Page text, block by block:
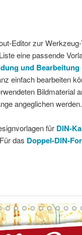
Editor zur
eine passende
und
einfach bearbeiten
Bildmaterial
angeglichen werden.
für DIN-
das Doppel-DIN-